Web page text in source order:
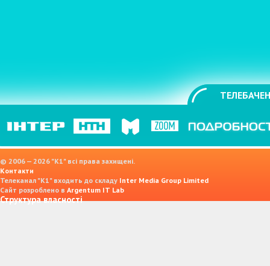
© 2006 — 2026 "K1" всі права захищені.
Контакти
Телеканал "К1" входить до складу Inter Media Group Limited
Сайт розроблено в Argentum IT Lab
Структура власності